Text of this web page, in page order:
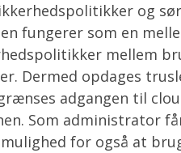
og
fungerer som en
mellem
Dermed opdages
adgangen til
Som administrator
for også at